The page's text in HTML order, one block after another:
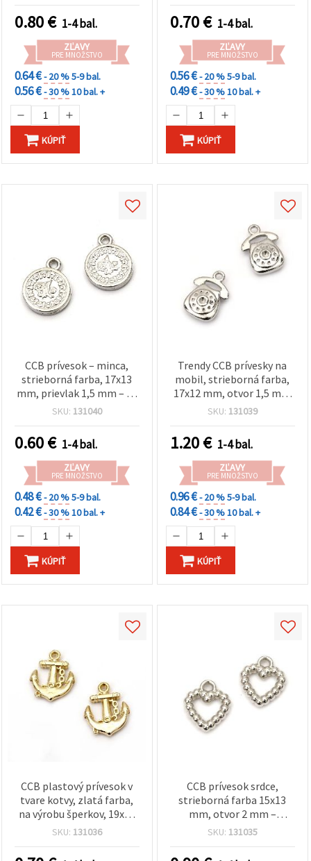
0.80€ 1-4 bal.
ZĽAVY
PRE MNOŽSTVO
0.64 €- 20 %5-9 bal.
0.56 €- 30 %10 bal. +
KÚPIŤ
0.70€ 1-4 bal.
ZĽAVY
PRE MNOŽSTVO
0.56 €- 20 %5-9 bal.
0.49 €- 30 %10 bal. +
KÚPIŤ
CCB prívesok – minca,
strieborná farba, 17x13
mm, prievlak 1,5 mm – 20
ks
SKU: 131040
0.60€ 1-4 bal.
ZĽAVY
PRE MNOŽSTVO
0.48 €- 20 %5-9 bal.
0.42 €- 30 %10 bal. +
KÚPIŤ
Trendy CCB prívesky na
mobil, strieborná farba,
17x12 mm, otvor 1,5 mm
– sada 50 ks
SKU: 131039
1.20€ 1-4 bal.
ZĽAVY
PRE MNOŽSTVO
0.96 €- 20 %5-9 bal.
0.84 €- 30 %10 bal. +
KÚPIŤ
CCB plastový prívesok v
tvare kotvy, zlatá farba,
na výrobu šperkov, 19x16
mm, otvor 1,5 mm – 20 ks
SKU: 131036
CCB prívesok srdce,
strieborná farba 15x13
mm, otvor 2 mm –
balenie 50 ks
SKU: 131035